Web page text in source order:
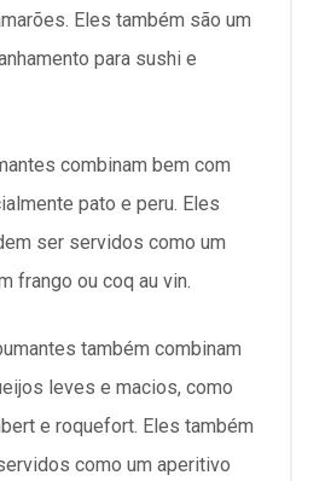
Eles também são um
para sushi e
combinam bem com
pato e peru. Eles
ser servidos como um
frango ou coq au vin.
também combinam
leves e macios, como
e roquefort. Eles também
como um aperitivo